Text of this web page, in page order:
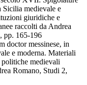
medievale e
giuridiche e
raccolti da Andrea
pp. 165-196
doctor messinese, in
e moderna. Materiali
medievali
Romano, Studi 2,